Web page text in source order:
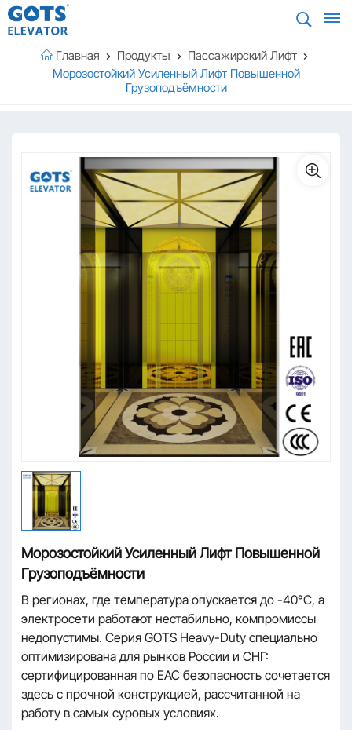
Главная Продукты
Пассажирский Лифт
Морозостойкий Усиленный Лифт Повышенной
Грузоподъёмности
Морозостойкий Усиленный Лифт Повышенной
Грузоподъёмности
В регионах, где температура опускается до -40°C, а
электросети работают нестабильно, компромиссы
недопустимы. Серия GOTS Heavy-Duty специально
оптимизирована для рынков России и СНГ:
сертифицированная по EAC безопасность сочетается
здесь с прочной конструкцией, рассчитанной на
работу в самых суровых условиях.